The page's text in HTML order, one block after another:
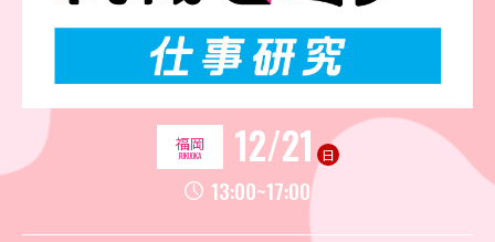
福岡
FUKUOKA 12/21 日
13:00~17:00